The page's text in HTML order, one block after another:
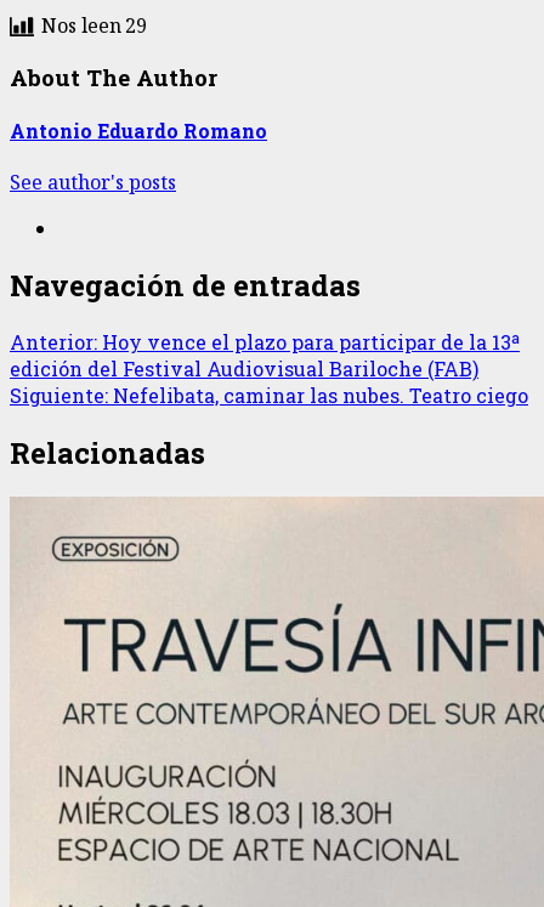
Nos leen29
About The Author
Antonio Eduardo Romano
See author's posts
Navegación de entradas
Anterior: Hoy vence el plazo para participar de la 13ª
edición del Festival Audiovisual Bariloche (FAB)
Siguiente: Nefelibata, caminar las nubes. Teatro ciego
Relacionadas